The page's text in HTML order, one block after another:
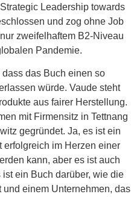
Leadership towards
und zog ohne Job
zweifelhaftem B2-Niveau
Pandemie.
das Buch einen so
würde. Vaude steht
aus fairer Herstellung.
mit Firmensitz in Tettnang
gegründet. Ja, es ist ein
erfolgreich im Herzen einer
kann, aber es ist auch
ein Buch darüber, wie die
einem Unternehmen, das